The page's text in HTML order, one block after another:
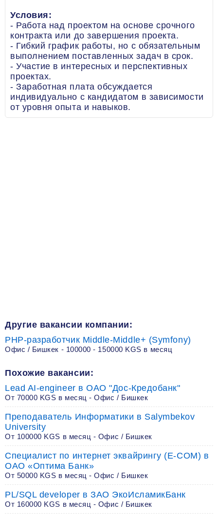
Условия:
- Работа над проектом на основе срочного
контракта или до завершения проекта.
- Гибкий график работы, но с обязательным
выполнением поставленных задач в срок.
- Участие в интересных и перспективных
проектах.
- Заработная плата обсуждается
индивидуально с кандидатом в зависимости
от уровня опыта и навыков.
Похожие вакансии:
Lead AI-engineer в ОАО "Дос-Кредобанк"
От 70000 KGS в месяц - Офис / Бишкек
Преподаватель Информатики в Salymbekov
University
От 100000 KGS в месяц - Офис / Бишкек
Специалист по интернет эквайрингу (E-COM) в
ОАО «Оптима Банк»
От 50000 KGS в месяц - Офис / Бишкек
PL/SQL developer в ЗАО ЭкоИсламикБанк
От 160000 KGS в месяц - Офис / Бишкек
Другие вакансии компании:
PHP-разработчик Middle-Middle+ (Symfony)
Офис / Бишкек - 100000 - 150000 KGS в месяц